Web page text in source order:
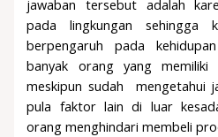
jawaban tersebut adalah
pada lingkungan sehingga
berpengaruh pada
banyak orang yang
meskipun sudah mengetahui
pula faktor lain di luar
orang menghindari membeli